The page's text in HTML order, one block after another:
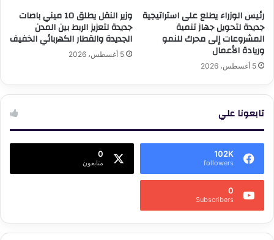
رئيس الوزراء يطلع على استراتيجية
جديدة لتحويل جهاز تنمية
المشروعات إلى محرك للنمو
وريادة الأعمال
5 أغسطس، 2026
وزير النقل يطلق 10 ميني باصات
جديدة لتعزيز الربط بين المدن
الجديدة والقطار الكهربائي الخفيف
5 أغسطس، 2026
تابعونا علي
102K
followers
0
متابعون
0
Subscribers